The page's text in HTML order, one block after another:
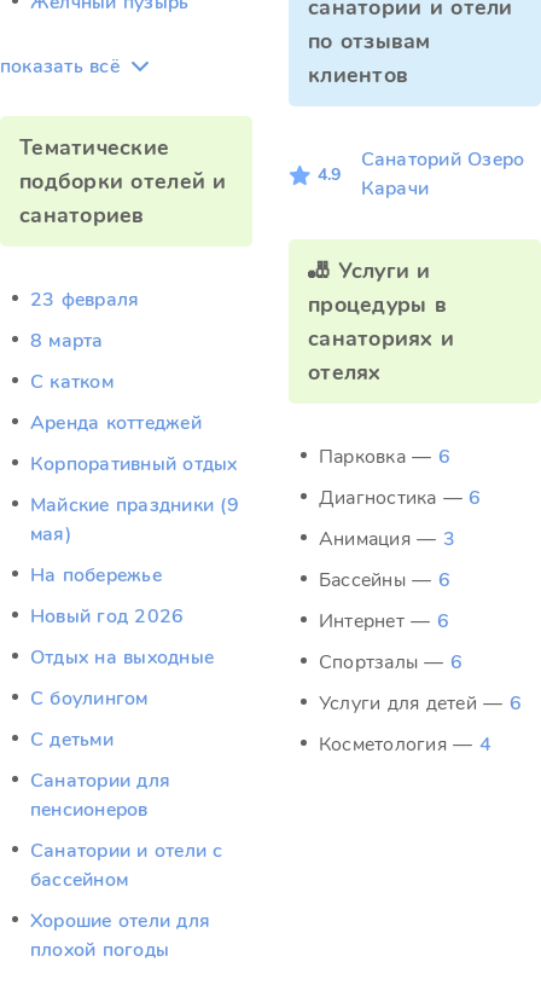
показать всё
Тематические
подборки отелей и
санаториев
23 февраля
8 марта
C катком
Аренда коттеджей
Корпоративный отдых
Майские праздники (9
мая)
На побережье
Новый год 2026
Отдых на выходные
С боулингом
С детьми
Санатории для
пенсионеров
Санатории и отели с
бассейном
Хорошие отели для
плохой погоды
санатории и отели
по отзывам
клиентов
4.9
Санаторий Озеро
Карачи
🎳 Услуги и
процедуры в
санаториях и
отелях
Парковка — 6
Диагностика —6
Анимация — 3
Бассейны — 6
Интернет — 6
Спортзалы — 6
Услуги для детей — 6
Косметология — 4